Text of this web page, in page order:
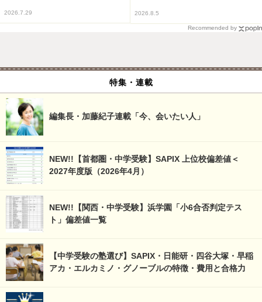
2026.7.29 2026.8.5
Recommended by
特集・連載
編集長・加藤紀子連載「今、会いたい人」
NEW!!【首都圏・中学受験】SAPIX 上位校偏差値＜
2027年度版（2026年4月）
NEW!!【関西・中学受験】浜学園「小6合否判定テス
ト」偏差値一覧
【中学受験の塾選び】SAPIX・日能研・四谷大塚・早稲
アカ・エルカミノ・グノーブルの特徴・費用と合格力